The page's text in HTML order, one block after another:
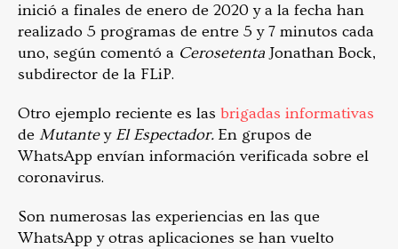
inició a finales de enero de 2020 y a la fecha han
realizado 5 programas de entre 5 y 7 minutos cada
uno, según comentó a CerosetentaJonathan Bock,
subdirector de la FLiP.
Otro ejemplo reciente es las brigadas informativas
de MutanteyEl Espectador. En grupos de
WhatsApp envían información verificada sobre el
coronavirus.
Son numerosas las experiencias en las que
WhatsApp y otras aplicaciones se han vuelto